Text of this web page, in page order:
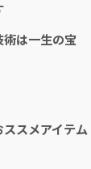
は一生の宝
ススメアイテム